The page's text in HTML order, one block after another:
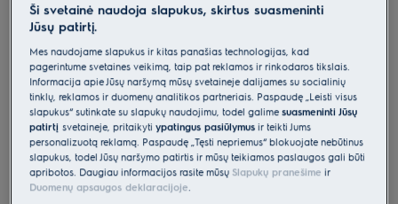
Orkaitė 700 serija „MealAssist“ bei
„SteamCrisp“ su maisto termometru
0 (0)
Gaminio informacijos lapas
Pagrindiniai privalumai
700 serijos orkaitė „MealAssist“ su „SteamCrisp®“ išskirtiniam skoniui ir
tekstūrai.
„SteamCrisp®“ naudojami garai užtikrina geresnę tekstūrą, skonį ir
maistingumą.
„CookSmart Touch“ lydi kiekviename žingsnyje, kad pasiektumėte
skanių rezultatų.
Ši svetainė naudoja slapukus, skirtus suasmeninti
Jūsų patirtį.
Mes naudojame slapukus ir kitas panašias technologijas, kad
pagerintume svetainės veikimą, taip pat reklamos ir rinkodaros tikslais.
Informacija apie Jūsų naršymą mūsų svetainėje dalijamės su socialinių
tinklų, reklamos ir duomenų analitikos partneriais. Paspaudę „Leisti visus
slapukus“ sutinkate su slapukų naudojimu, todėl galimesuasmeninti Jūsų
patirtįsvetainėje, pritaikytiypatingus pasiūlymus ir teikti Jums
personalizuotą reklamą. Paspaudę „Tęsti nepriėmus“ blokuojate nebūtinus
slapukus, todėl Jūsų naršymo patirtis ir mūsų teikiamos paslaugos gali būti
apribotos. Daugiau informacijos rasite mūsų Slapukų pranešime ir
Duomenų apsaugos deklaracijoje.